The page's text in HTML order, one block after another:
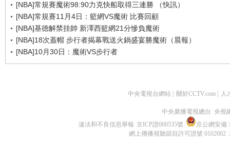
[NBA]常規賽魔術98:90力克快船取得三連勝 （快訊）
[NBA]常規賽11月4日：籃網VS魔術 比賽回顧
[NBA]基德解禁挂帥 新澤西籃網21分慘負魔術
[NBA]18次蓋帽 步行者揭幕戰送火鍋盛宴勝魔術（晨報）
[NBA]10月30日：魔術VS步行者
中央電視台網站 關於CCTV.com 人
中央廣播電視總台 央視
違法和不良信息舉報 京ICP證060535號
京公網安備
網上傳播視聽節目許可證號 0102002